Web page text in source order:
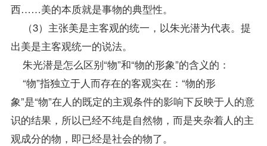
西……美的本质就是事物的典型性。
（3）主张美是主客观的统一，以朱光潜为代表。提
出美是主客观统一的说法。
朱光潜是怎么区别“物”和“物的形象”的含义的：
“物”指独立于人而存在的客观实在：“物的形
象”是“物”在人的既定的主观条件的影响下反映于人的意
识的结果，所以已经不纯是自然物，而是夹杂着人的主
观成分的物，即已经是社会的物了。